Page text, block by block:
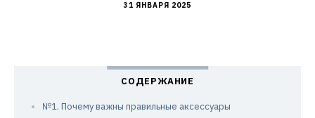
31 ЯНВАРЯ 2025
№1. Почему важны правильные аксессуары